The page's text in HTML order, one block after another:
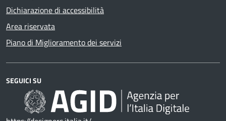
Dichiarazione di accessibilità
Area riservata
Piano di Miglioramento dei servizi
SEGUICI SU